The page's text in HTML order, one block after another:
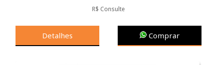
R$ Consulte
Detalhes Comprar